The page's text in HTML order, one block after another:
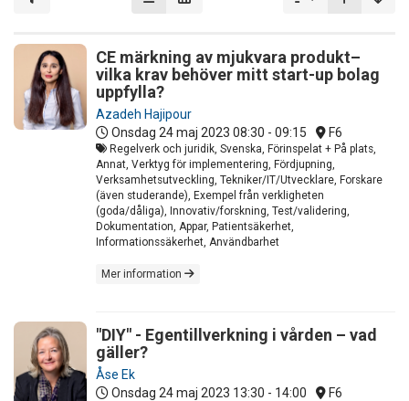
CE märkning av mjukvara produkt–
vilka krav behöver mitt start-up bolag
uppfylla?
Azadeh Hajipour
Onsdag 24 maj 2023 08:30 - 09:15 F6
Regelverk och juridik, Svenska, Förinspelat + På plats,
Annat, Verktyg för implementering, Fördjupning,
Verksamhetsutveckling, Tekniker/IT/Utvecklare, Forskare
(även studerande), Exempel från verkligheten
(goda/dåliga), Innovativ/forskning, Test/validering,
Dokumentation, Appar, Patientsäkerhet,
Informationssäkerhet, Användbarhet
Mer information
"DIY" - Egentillverkning i vården – vad
gäller?
Åse Ek
Onsdag 24 maj 2023 13:30 - 14:00 F6